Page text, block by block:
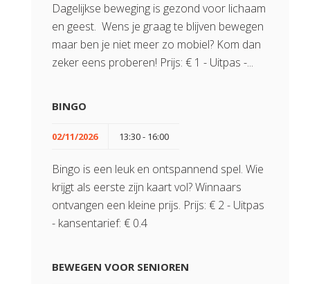
Dagelijkse beweging is gezond voor lichaam
en geest. Wens je graag te blijven bewegen
maar ben je niet meer zo mobiel? Kom dan
zeker eens proberen! Prijs: € 1 - Uitpas -...
BINGO
02/11/2026 13:30 - 16:00
Bingo is een leuk en ontspannend spel. Wie
krijgt als eerste zijn kaart vol? Winnaars
ontvangen een kleine prijs. Prijs: € 2 - Uitpas
- kansentarief: € 0.4
BEWEGEN VOOR SENIOREN